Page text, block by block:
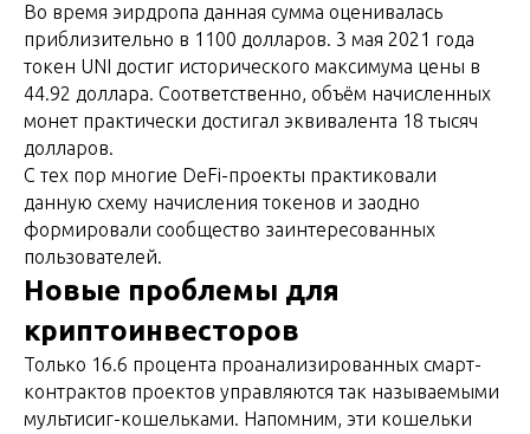
Во время эирдропа данная сумма оценивалась
приблизительно в 1100 долларов. 3 мая 2021 года
токен UNI достиг исторического максимума цены в
44.92 доллара. Соответственно, объём начисленных
монет практически достигал эквивалента 18 тысяч
долларов.
С тех пор многие DeFi-проекты практиковали
данную схему начисления токенов и заодно
формировали сообщество заинтересованных
пользователей.
Новые проблемы для
криптоинвесторов
Только 16.6 процента проанализированных смарт-
контрактов проектов управляются так называемыми
мультисиг-кошельками. Напомним, эти кошельки